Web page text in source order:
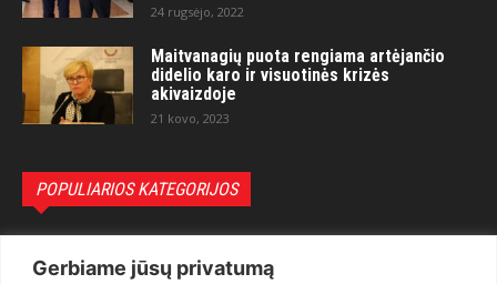
Gerbiame jūsų privatumą
24 rugsėjo, 2022
Maitvanagių puota rengiama artėjančio
didelio karo ir visuotinės krizės
akivaizdoje
21 kovo, 2023
POPULIARIOS KATEGORIJOS